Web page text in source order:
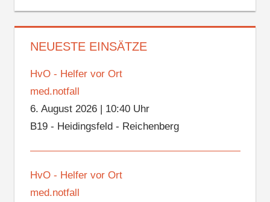
NEUESTE EINSÄTZE
HvO - Helfer vor Ort
med.notfall
6. August 2026| 10:40 Uhr
B19 - Heidingsfeld - Reichenberg
HvO - Helfer vor Ort
med.notfall